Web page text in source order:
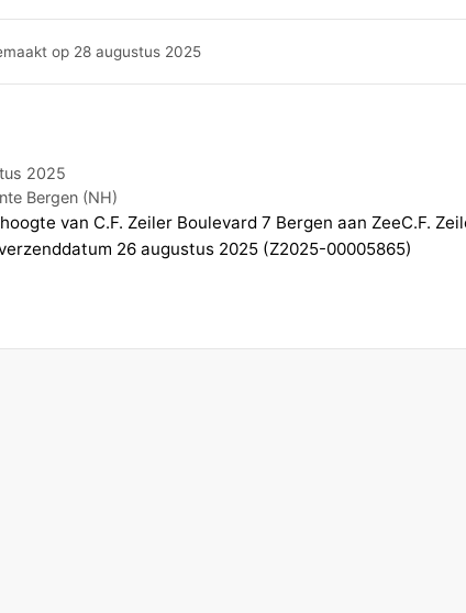
op 28 augustus 2025
2025
Bergen (NH)
van C.F. Zeiler Boulevard 7 Bergen aan ZeeC.F.
26 augustus 2025 (Z2025-00005865)